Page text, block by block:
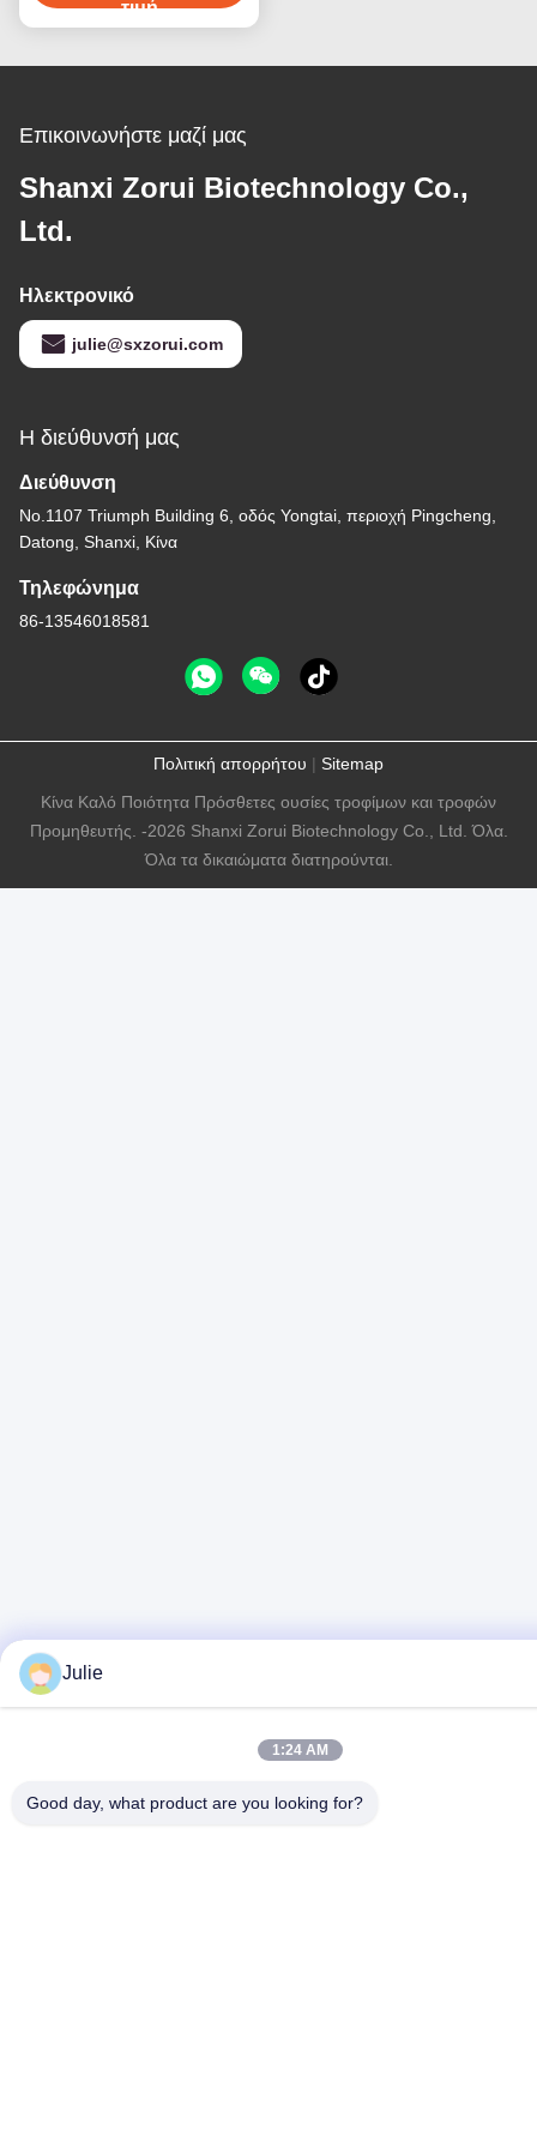
CAS 25322-68-3
τιμή
Επικοινωνήστε μαζί μας
Shanxi Zorui Biotechnology Co.,
Ltd.
Ηλεκτρονικό
julie@sxzorui.com
Η διεύθυνσή μας
Διεύθυνση
Νο.1107 Triumph Building 6, οδός Yongtai, περιοχή Pingcheng,
Datong, Shanxi, Κίνα
Τηλεφώνημα
86-13546018581
Πολιτική απορρήτου | Sitemap
Κίνα Καλό Ποιότητα Πρόσθετες ουσίες τροφίμων και τροφών
Προμηθευτής. -2026 Shanxi Zorui Biotechnology Co., Ltd. Όλα.
Όλα τα δικαιώματα διατηρούνται.
Julie
1:24 AM
Good day, what product are you looking for?